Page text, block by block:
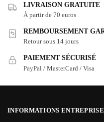
LIVRAISON GRATUITE
À partir de 70 euros
REMBOURSEMENT
Retour sous 14 jours
PAIEMENT SÉCURISÉ
PayPal / MasterCard / Visa
INFORMATIONS ENTREPRISE